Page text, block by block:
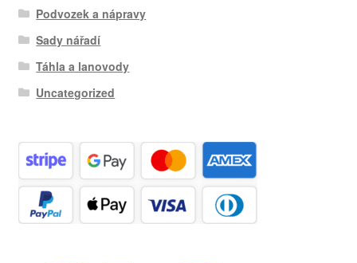
Podvozek a nápravy
Sady nářadí
Táhla a lanovody
Uncategorized